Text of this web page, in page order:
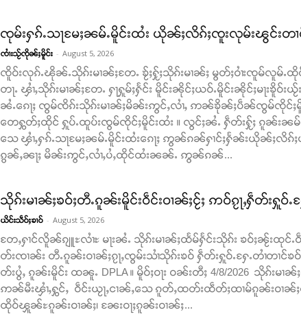
ၸုမ်းႁၵ်ႉသႃမႄႈၼမ်ႉမိူင်းထႆး ယိုၼ်ႈလိၵ်ႈၸူးလုမ်းၽွင်းတ
ၸၢႆးသႂ်ၸိုၼ်ႈမိူင်း - August 5, 2026
ၸိူဝ်းလုၵ်ႉၽိုၼ်ႉသိုၵ်းမၢၼ်ႈတႄႉ ၶႂ်ႈႁႂ်ႈသိုၵ်းမၢၼ်ႈ မွတ်ႈဝၢႆးၸူမ်လူမ်ႉ
တႃႉ ၾၢႆႇသိုၵ်းမၢၼ်ႈတႄႉ ႁႃႁူမ်ႈႁႅင်း မိူင်းၼိုင်ႈယဝ်ႉမိူင်းၼိုင်ႈမႃးၶိူ
ၼႆႉၵေႃႈ ၸွမ်ၸိၵ်းသိုၵ်းမၢၼ်ႈမိၼ်းဢွင်ႇလၢႆႇ ဢၼ်ၶိုၼ်ႈပဵၼ်ၸွမ်ၸိုင်ႈမိူ
တေႁွတ်ႈထိုင် ႁူပ်ႉထူပ်းၸွမ်ၸိုင်ႈမိူင်းထႆး ။ လွင်ႈၼႆႉ ႁဵတ်းႁႂ်ႈ ၵူၼ်းၼ
သေ ၾၢႆႇႁၵ်ႉသႃမႄႈၼမ်ႉမိူင်းထႆးၵေႃႈ ဢွၼ်ၵၼ်ႁၢင်ႈႁႅၼ်းယိုၼ်ႈလိၵ်ႈ
ၵွၼ်ႇၼႃႈ မိၼ်းဢွင်ႇလၢႆႇပႆႇထိုင်ထႆးၼၼ်ႉ ဢွၼ်ၵၼ်...
သိုၵ်းမၢၼ်ႈၶဝ်ႈတီႉၵူၼ်းမိူင်းဝဵင်းဝၢၼ်ႈငႂ်ႈ ဢဝ်ၵႂႃႇႁဵတ်းႁူဝ်ႉ
ယိင်းသဵဝ်ႈၶၢဝ် - August 5, 2026
တႄႇႁၢင်လိူၼ်ၵျူႊလၢႆႊ မႃးၼႆႉ သိုၵ်းမၢၼ်ႈထႅမ်ႁႅင်းသိုၵ်း ၶဝ်ႈၼႂ်းထုင်ႉ
တ်းၸၢၼ်း တီႉၵူၼ်းဝၢၼ်ႈၵႂႃႇၸွမ်းသၢႆသိုၵ်းၶဝ် ႁဵတ်းႁူဝ်ႉႁႄႉတၢႆတၢ
တ်းပွႆႇ ၵူၼ်းမိူင်း ထၼူႉ DPLA ။ မိူဝ်ႈဝႃး ဝၼ်းတီႈ 4/8/2026 သိုၵ်းမၢၼ်
ဢၼ်မီးၾၢႆႇႁွင်ႇ ဝဵင်းယႂႃႇငၢၼ်ႇသေ ၵူတ်ႇထတ်းထဵတ်ႈထၢမ်ၵူၼ်းဝၢၼ်
ထိုဝ်ၾူၼ်ႊၵူၼ်းဝၢၼ်ႈ၊ ၼႄးဝႃႈၵူၼ်းဝၢၼ်ႈ...